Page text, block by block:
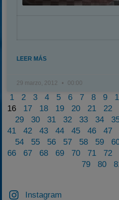
LEER MÁS
29 marzo, 2012 00:00
1 2 3 4 5 6 7 8 9
16
17 18 19 20 21 22
29
30 31 32 33 34
41
42 43 44 45 46 47
54
55 56 57 58 59
66
67 68 69 70 71 72
79
80
Instagram